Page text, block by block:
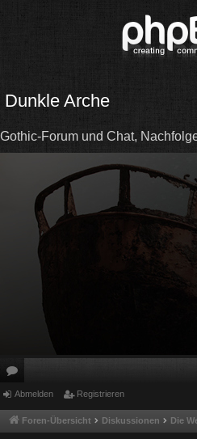
Dunkle Arche
Gothic-Forum und Chat,
or
en
Abmelden Registrieren
Foren-Übersicht Diskussionen Die